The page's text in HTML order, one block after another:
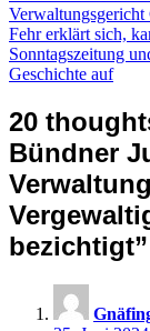
Verwaltungsgericht
Fehr erklärt sich,
Sonntagszeitung
Geschichte auf
20
Bündner
bezichtigt”